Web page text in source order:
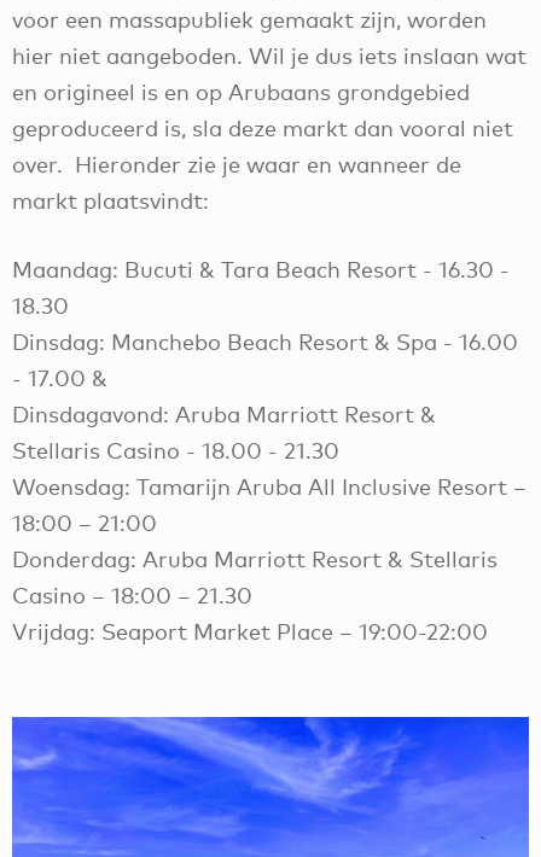
voor een massapubliek gemaakt zijn, worden
hier niet aangeboden. Wil je dus iets inslaan wat
en origineel is en op Arubaans grondgebied
geproduceerd is, sla deze markt dan vooral niet
over. Hieronder zie je waar en wanneer de
markt plaatsvindt:
Maandag: Bucuti & Tara Beach Resort - 16.30 -
18.30
Dinsdag: Manchebo Beach Resort & Spa - 16.00
- 17.00 &
Dinsdagavond: Aruba Marriott Resort &
Stellaris Casino - 18.00 - 21.30
Woensdag: Tamarijn Aruba All Inclusive Resort –
18:00 – 21:00
Donderdag: Aruba Marriott Resort & Stellaris
Casino – 18:00 – 21.30
Vrijdag: Seaport Market Place – 19:00-22:00